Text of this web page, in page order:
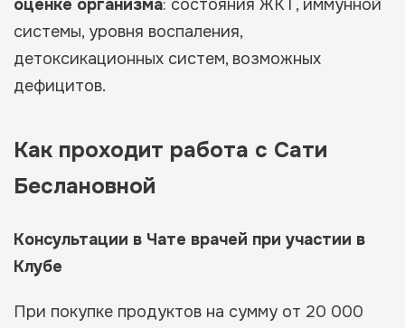
оценке организма: состояния ЖКТ, иммунной
системы, уровня воспаления,
детоксикационных систем, возможных
дефицитов.
Как проходит работа с Сати
Беслановной
Консультации в Чате врачей при участии в
Клубе
При покупке продуктов на сумму от 20 000